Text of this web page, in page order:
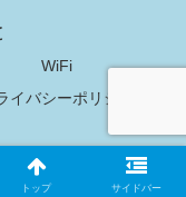
WiFi
イバシーポリシー
Rights Reserved.
トップ サイドバー